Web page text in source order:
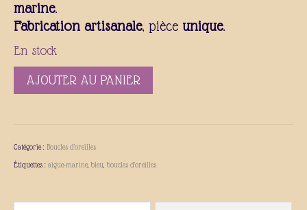
marine.
Fabrication artisanale, pièce unique.
En stock
AJOUTER AU PANIER
Catégorie : Boucles d'oreilles
Étiquettes : aigue-marine, bleu, boucles d'oreilles